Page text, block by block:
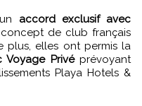
accord exclusif avec
de club français
plus, elles ont permis la
Voyage Privéprévoyant
Playa Hotels &